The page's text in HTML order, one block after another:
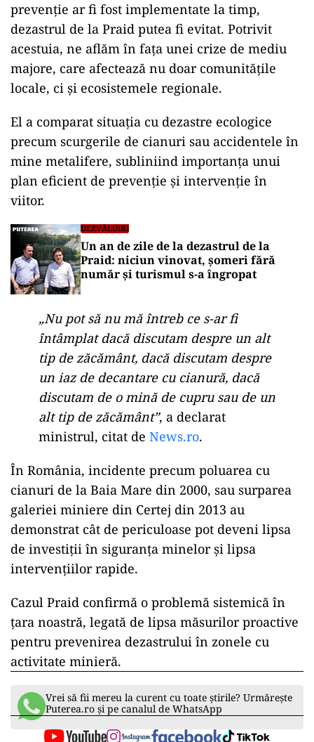
prevenție ar fi fost implementate la timp,
dezastrul de la Praid putea fi evitat. Potrivit
acestuia, ne aflăm în fața unei crize de mediu
majore, care afectează nu doar comunitățile
locale, ci și ecosistemele regionale.
El a comparat situația cu dezastre ecologice
precum scurgerile de cianuri sau accidentele în
mine metalifere, subliniind importanța unui
plan eficient de prevenție și intervenție în
viitor.
DEZVĂLUIRI
Un an de zile de la dezastrul de la
Praid: niciun vinovat, șomeri fără
număr și turismul s-a îngropat
„Nu pot să nu mă întreb ce s-ar fi
întâmplat dacă discutam despre un alt
tip de zăcământ, dacă discutam despre
un iaz de decantare cu cianură, dacă
discutam de o mină de cupru sau de un
alt tip de zăcământ”, a declarat
ministrul, citat de News.ro.
În România, incidente precum poluarea cu
cianuri de la Baia Mare din 2000, sau surparea
galeriei miniere din Certej din 2013 au
demonstrat cât de periculoase pot deveni lipsa
de investiții în siguranța minelor și lipsa
intervențiilor rapide.
Cazul Praid confirmă o problemă sistemică în
țara noastră, legată de lipsa măsurilor proactive
pentru prevenirea dezastrului în zonele cu
activitate minieră.
Vrei să fii mereu la curent cu toate știrile? Urmărește
Puterea.ro și pe canalul de WhatsApp